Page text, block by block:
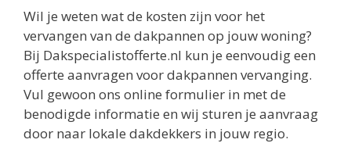
Wil je weten wat de kosten zijn voor het
vervangen van de dakpannen op jouw woning?
Bij Dakspecialistofferte.nl kun je eenvoudig een
offerte aanvragen voor dakpannen vervanging.
Vul gewoon ons online formulier in met de
benodigde informatie en wij sturen je aanvraag
door naar lokale dakdekkers in jouw regio.